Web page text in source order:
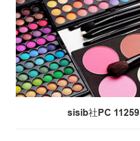
sisib社PC 11259